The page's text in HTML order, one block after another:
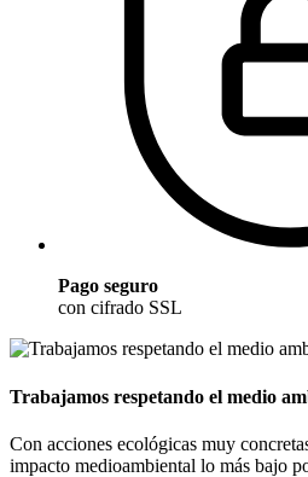
Pago seguro
con cifrado SSL
Trabajamos respetando el medio
Con acciones ecológicas muy
impacto medioambiental lo más bajo